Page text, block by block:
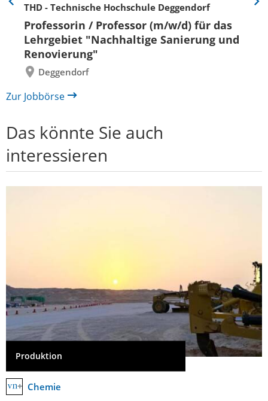
THD - Technische Hochschule Deggendorf
Professorin / Professor (m/w/d) für das
Lehrgebiet "Nachhaltige Sanierung und
Renovierung"
Deggendorf
Eine
zurück
Eine
Zur Jobbörse
Das könnte Sie auch
interessieren
Produktion
Chemie